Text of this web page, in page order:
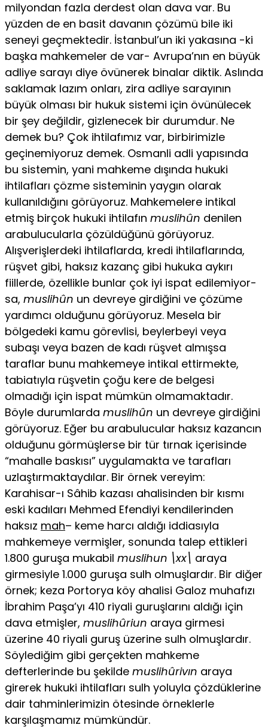
milyondan fazla derdest olan dava var. Bu
yüzden de en basit davanın çözümü bile iki
seneyi geçmektedir. İstanbul’un iki ya­kasına -ki
başka mahkemeler de var- Avrupa’nın en büyük
adli­ye sarayı diye övünerek binalar diktik. Aslında
saklamak lazım onları, zira adliye sarayının
büyük olması bir hukuk sistemi için övünülecek
bir şey değildir, gizlenecek bir durumdur. Ne
demek bu? Çok ihtilafımız var, birbirimizle
geçinemiyoruz demek. Osmanli adli yapısında
bu sistemin, yani mahkeme dışında hukuki
ihtilafları çözme sisteminin yaygın olarak
kullanıldığını görüyo­ruz. Mahkemelere intikal
etmiş birçok hukuki ihtilafın muslihûn denilen
arabulucularla çözüldüğünü görüyoruz.
Alışverişlerdeki ihtilaflarda, kredi ihtilaflarında,
rüşvet gibi, haksız kazanç gibi hukuka aykırı
fiillerde, özellikle bunlar çok iyi ispat edilemiyor-
sa, muslihûn un devreye girdiğini ve çözüme
yardımcı olduğunu görüyoruz. Mesela bir
bölgedeki kamu görevlisi, beylerbeyi veya
subaşı veya bazen de kadı rüşvet almışsa
taraflar bunu mahke­meye intikal ettirmekte,
tabiatıyla rüşvetin çoğu kere de belgesi
olmadığı için ispat mümkün olmamaktadır.
Böyle durumlarda muslihûn un devreye girdiğini
görüyoruz. Eğer bu arabulucular haksız kazancın
olduğunu görmüşlerse bir tür tırnak içerisinde
“mahalle baskısı” uygulamakta ve tarafları
uzlaştırmaktaydılar. Bir örnek vereyim:
Karahisar-ı Sâhib kazası ahalisinden bir kıs­mı
eski kadıları Mehmed Efendiyi kendilerinden
haksız mah– keme harcı aldığı iddiasıyla
mahkemeye vermişler, sonunda ta­lep ettikleri
1.800 guruşa mukabil muslihun \xx\ araya
girmesiyle 1.000 guruşa sulh olmuşlardır. Bir diğer
örnek; keza Portorya köy ahalisi Galoz muhafızı
İbrahim Paşa’yı 410 riyali guruşlarını aldığı için
dava etmişler, muslihûriun araya girmesi
üzerine 40 riyali guruş üzerine sulh olmuşlardır.
Söylediğim gibi gerçekten mahkeme
defterlerinde bu şekilde muslihûrivın araya
girerek hu­kuki ihtilafları sulh yoluyla çözdüklerine
dair tahminlerimizin ötesinde örneklerle
karşılaşmamız mümkündür.